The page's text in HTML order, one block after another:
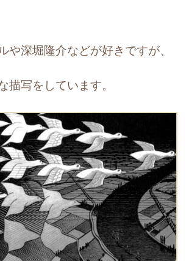
や深堀隆介などが好きですが、
描写をしています。